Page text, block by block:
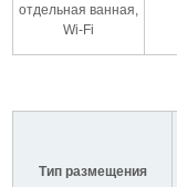
отдельная ванная,
Wi-Fi
Тип размещения